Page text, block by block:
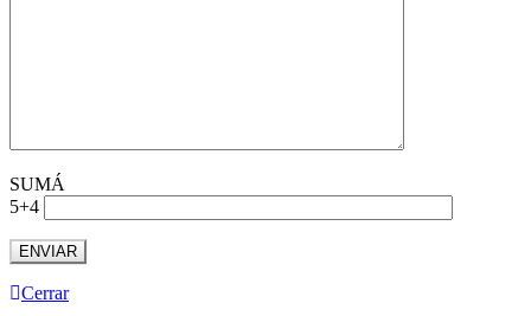
SUMÁ
5+4
Cerrar